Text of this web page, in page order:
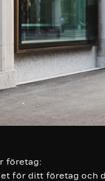
företag:
för ditt företag och